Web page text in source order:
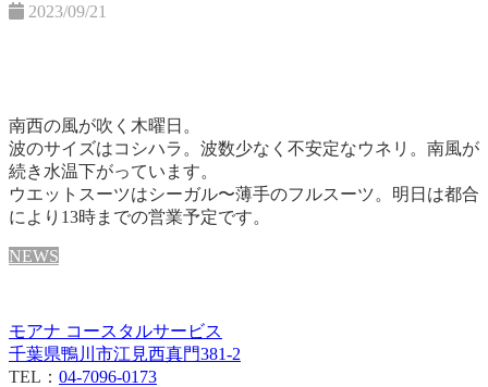
2023/09/21
南西の風が吹く木曜日。
波のサイズはコシハラ。 波数少なく不安定なウネリ。 南風が
続き水温下がっています。
ウエットスーツはシーガル〜薄手のフルスーツ。 明日は都合
により13時までの営業予定です。
NEWS
モアナ コースタルサービス
千葉県鴨川市江見西真門381-2
TEL： 04-7096-0173